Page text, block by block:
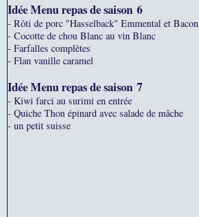
Idée Menu repas de saison 6
- Rôti de porc "Hasselback" Emmental et Bacon
- Cocotte de chou Blanc au vin Blanc
- Farfalles complètes
- Flan vanille caramel
Idée Menu repas de saison 7
- Kiwi farci au surimi en entrée
- Quiche Thon épinard avec salade de mâche
- un petit suisse